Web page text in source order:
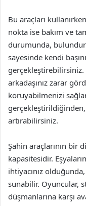
Bu araçları
nokta ise bakım ve
durumunda,
sayesinde kendi
arkadaşınız zarar
koruyabilmenizi
gerçekleştirildiğinden,
artırabilirsiniz.
Şahin araçlarının bir
kapasitesidir.
ihtiyacınız
sunabilir. Oyuncular,
düşmanlarına karşı